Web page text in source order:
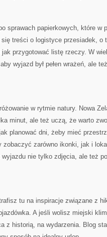
sprawach papierkowych, które w
treści o logistyce przesiadek, o
jak przygotować listę rzeczy. W
wyjazd był pełen wrażeń, ale
w rytmie natury. Nowa
minut, ale też uczą, że warto
planować dni, żeby mieć
zobaczyć zarówno ikonki, jak i
nie tylko zdjęcia, ale też
tu na inspiracje związane z
A jeśli wolisz miejski
z historią, na wydarzenia. Blog